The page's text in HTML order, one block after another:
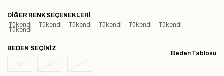
DIĞER RENK SEÇENEKLERI
Tükendi
Tükendi Tükendi Tükendi Tükendi Tükendi
Tükendi
Beden Tablosu
BEDEN